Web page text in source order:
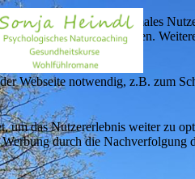
um Besuchern ein optimales
in einem Drittland erfolgen.
Webseite notwendig, z.B. zum
um das Nutzererlebnis weiter zu
durch die Nachverfolgung